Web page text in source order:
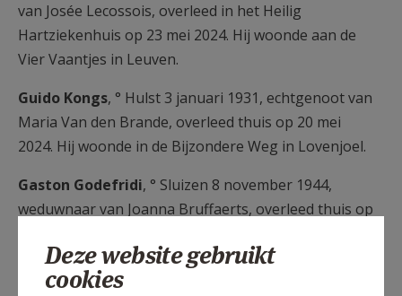
van Josée Lecossois, overleed in het Heilig
Hartziekenhuis op 23 mei 2024. Hij woonde aan de
Vier Vaantjes in Leuven.
Guido Kongs, ° Hulst 3 januari 1931, echtgenoot van
Maria Van den Brande, overleed thuis op 20 mei
2024. Hij woonde in de Bijzondere Weg in Lovenjoel.
Gaston Godefridi, ° Sluizen 8 november 1944,
weduwnaar van Joanna Bruffaerts, overleed thuis op
in Bierbeek.
Deze website gebruikt
cookies